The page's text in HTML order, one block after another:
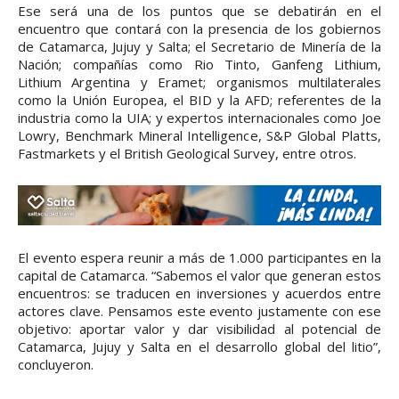
Ese será una de los puntos que se debatirán en el
encuentro que contará con la presencia de los gobiernos
de Catamarca, Jujuy y Salta; el Secretario de Minería de la
Nación; compañías como Rio Tinto, Ganfeng Lithium,
Lithium Argentina y Eramet; organismos multilaterales
como la Unión Europea, el BID y la AFD; referentes de la
industria como la UIA; y expertos internacionales como Joe
Lowry, Benchmark Mineral Intelligence, S&P Global Platts,
Fastmarkets y el British Geological Survey, entre otros.
El evento espera reunir a más de 1.000 participantes en la
capital de Catamarca. “Sabemos el valor que generan estos
encuentros: se traducen en inversiones y acuerdos entre
actores clave. Pensamos este evento justamente con ese
objetivo: aportar valor y dar visibilidad al potencial de
Catamarca, Jujuy y Salta en el desarrollo global del litio”,
concluyeron.